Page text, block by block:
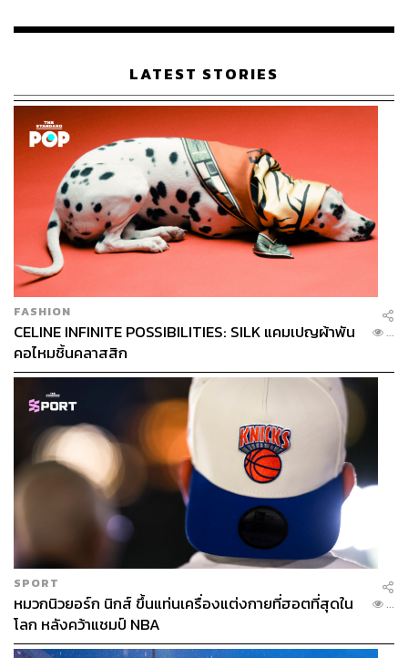
เรือนไทยที่ถูกซุกไว้
LATEST STORIES
FASHION
CELINE INFINITE POSSIBILITIES: SILK แคมเปญผ้าพัน
คอไหมชิ้นคลาสสิก
...
SPORT
หมวกนิวยอร์ก นิกส์ ขึ้นแท่นเครื่องแต่งกายที่ฮอตที่สุดใน
โลก หลังคว้าแชมป์ NBA
...